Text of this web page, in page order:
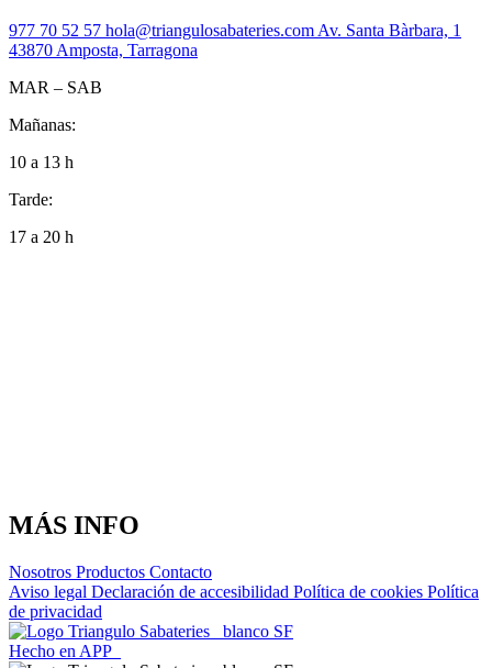
977 70 52 57 hola@triangulosabateries.com Av. Santa Bàrbara, 1
43870 Amposta, Tarragona
MAR – SAB
Mañanas:
10 a 13 h
Tarde:
17 a 20 h
MÁS INFO
Nosotros Productos Contacto
Aviso legal Declaración de accesibilidad Política de cookies Política
de privacidad
Hecho en APP_